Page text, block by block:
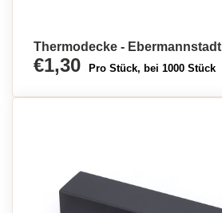
Thermodecke - Ebermannstadt
€1,30 Pro Stück, bei 1000 Stück